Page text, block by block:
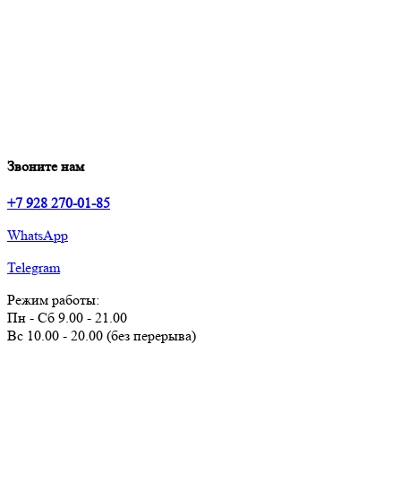
Звоните нам
+7 928 270-01-85
WhatsApp
Telegram
Режим работы:
Пн - Сб 9.00 - 21.00
Вс 10.00 - 20.00 (без перерыва)